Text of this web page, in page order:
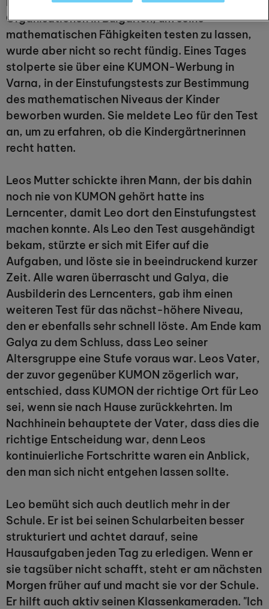
Organisationen in Bulgarien, um seine
mathematischen Fähigkeiten testen zu lassen,
wurde aber nicht so recht fündig. Eines Tages
stolperte sie über eine KUMON-Werbung in
Varna, in der Einstufungstests zur Bestimmung
des mathematischen Niveaus der Kinder
beworben wurden. Sie meldete Leo für den Test
an, um zu erfahren, ob die Kindergärtnerinnen
recht hatten.
Leos Mutter schickte ihren Mann, der bis dahin
noch nie von KUMON gehört hatte ins
Lerncenter, damit Leo dort den Einstufungstest
machen konnte. Als Leo den Test ausgehändigt
bekam, stürzte er sich mit Eifer auf die
Aufgaben, und löste sie in beeindruckend kurzer
Zeit. Alle waren überrascht und Galya, die
Ausbilderin des Lerncenters, gab ihm einen
weiteren Test für das nächst-höhere Niveau,
den er ebenfalls sehr schnell löste. Am Ende kam
Galya zu dem Schluss, dass Leo seiner
Altersgruppe eine Stufe voraus war. Leos Vater,
der zuvor gegenüber KUMON zögerlich war,
entschied, dass KUMON der richtige Ort für Leo
sei, wenn sie nach Hause zurückkehrten. Im
Nachhinein behauptete der Vater, dass dies die
richtige Entscheidung war, denn Leos
kontinuierliche Fortschritte waren ein Anblick,
den man sich nicht entgehen lassen sollte.
Leo bemüht sich auch deutlich mehr in der
Schule. Er ist bei seinen Schularbeiten besser
strukturiert und achtet darauf, seine
Hausaufgaben jeden Tag zu erledigen. Wenn er
sie tagsüber nicht schafft, steht er am nächsten
Morgen früher auf und macht sie vor der Schule.
Er hilft auch aktiv seinen Klassenkameraden. "Ich